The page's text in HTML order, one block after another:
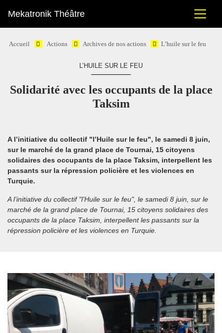
Mekatronik Théâtre
Accueil Actions Archives de nos actions L’huile sur le feu
L’HUILE SUR LE FEU
Solidarité avec les occupants de la place
Taksim
A l’initiative du collectif "l’Huile sur le feu", le samedi 8 juin,
sur le marché de la grand place de Tournai, 15 citoyens
solidaires des occupants de la place Taksim, interpellent les
passants sur la répression policière et les violences en
Turquie.
A l’initiative du collectif "l’Huile sur le feu", le samedi 8 juin, sur le
marché de la grand place de Tournai, 15 citoyens solidaires des
occupants de la place Taksim, interpellent les passants sur la
répression policière et les violences en Turquie.